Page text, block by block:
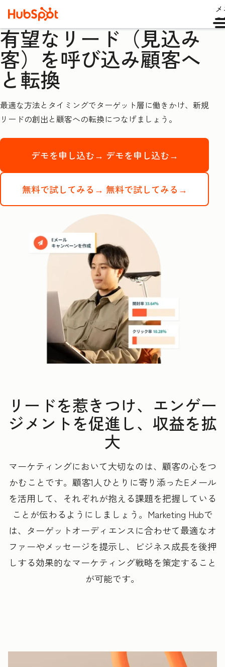
有望なリード（見込み
客）を呼び込み顧客へ
と転換
最適な方法とタイミングでターゲット層に働きかけ、新規
リードの創出と顧客への転換につなげましょう。
デモを申し込む→ デモを申し込む→
無料で試してみる→ 無料で試してみる→
リードを惹きつけ、エンゲー
ジメントを促進し、収益を拡
大
マーケティングにおいて大切なのは、顧客の心をつ
かむことです。顧客1人ひとりに寄り添ったEメール
を活用して、それぞれが抱える課題を把握している
ことが伝わるようにしましょう。 Marketing Hubで
は、ターゲットオーディエンスに合わせて最適なオ
ファーやメッセージを提示し、ビジネス成長を後押
しする効果的なマーケティング戦略を策定すること
が可能です。